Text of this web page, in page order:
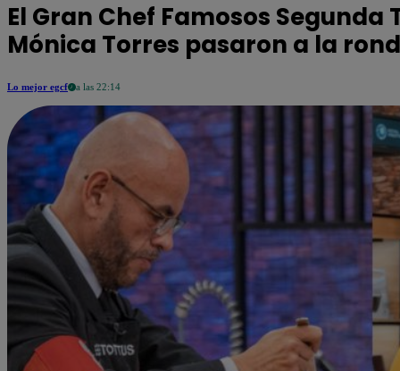
El Gran Chef Famosos Segunda
Mónica Torres pasaron a la
Lo mejor egcf a las 22:14